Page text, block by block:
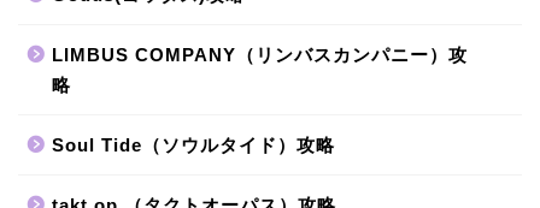
LIMBUS COMPANY（リンバスカンパニー）攻
略
Soul Tide（ソウルタイド）攻略